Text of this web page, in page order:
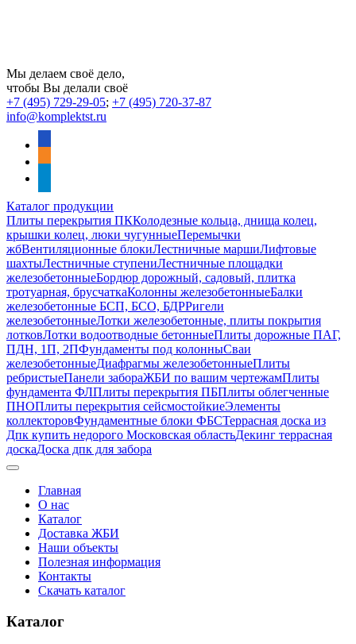
Мы делаем своё дело,
чтобы Вы делали своё
+7 (495) 729-29-05; +7 (495) 720-37-87
info@komplektst.ru
Каталог продукции
Плиты перекрытия ПККолодезные кольца, днища колец,
крышки колец, люки чугунныеПеремычки
жбВентиляционные блокиЛестничные маршиЛифтовые
шахтыЛестничные ступениЛестничные площадки
железобетонныеБордюр дорожный, садовый, плитка
тротуарная, брусчаткаКолонны железобетонныеБалки
железобетонные БСП, БСО, БДРРигели
железобетонныеЛотки железобетонные, плиты покрытия
лотковЛотки водоотводные бетонныеПлиты дорожные ПАГ,
ПДН, 1П, 2ПФундаменты под колонныСваи
железобетонныеДиафрагмы железобетонныеПлиты
ребристыеПанели забораЖБИ по вашим чертежамПлиты
фундамента ФЛПлиты перекрытия ПБПлиты облегченные
ПНОПлиты перекрытия сейсмостойкиеЭлементы
коллекторовФундаментные блоки ФБСТеррасная доска из
Дпк купить недорого Московская областьДекинг террасная
доскаДоска дпк для забора
Главная
О нас
Каталог
Доставка ЖБИ
Наши объекты
Полезная информация
Контакты
Скачать каталог
Каталог